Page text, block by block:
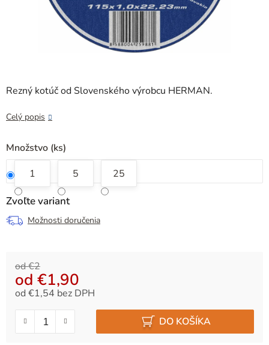
Rezný kotúč od Slovenského výrobcu HERMAN.
Celý popis
Množstvo (ks)
1
5 25
Zvoľte variant
Možnosti doručenia
od €2
od €1,90
od €1,54 bez DPH
DO KOŠÍKA